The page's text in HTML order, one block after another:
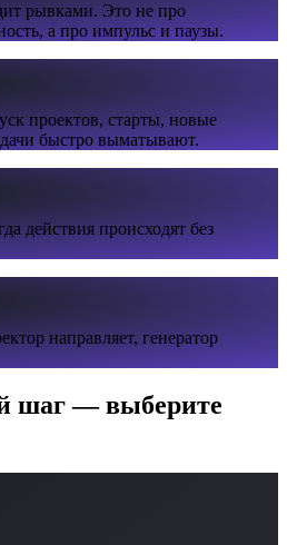
рывками. Это не про
а про импульс и паузы.
проектов, старты, новые
быстро выматывают.
действия происходят без
направляет, генератор
шаг — выберите